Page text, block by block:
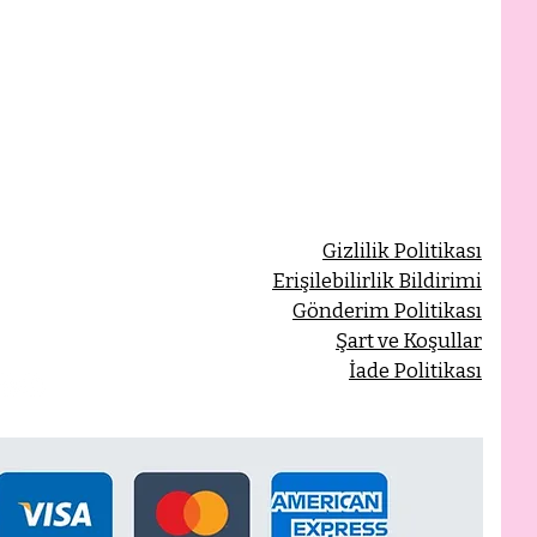
Gizlilik Politikası
Erişilebilirlik Bildirimi
Gönderim Politikası
Şart ve Koşullar
İade Politikası